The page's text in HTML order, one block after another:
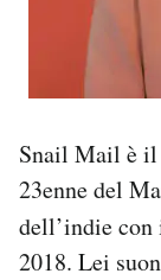
Snail Mail è il
23enne del
dell’indie con
2018. Lei